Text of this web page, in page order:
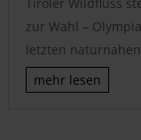
zur Wahl –
letzten
mehr lesen